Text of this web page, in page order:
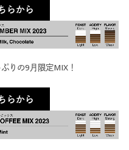
らから
りの9月限定MIX！
らから